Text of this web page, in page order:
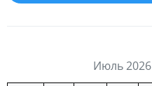
Июль 2026